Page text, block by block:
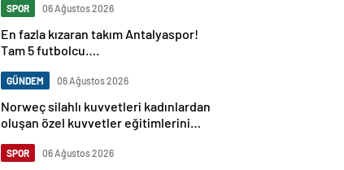
SPOR 06 Ağustos 2026
En fazla kızaran takım Antalyaspor!
Tam 5 futbolcu….
GÜNDEM 06 Ağustos 2026
Norweç silahlı kuvvetleri kadınlardan
oluşan özel kuvvetler eğitimlerini
SPOR 06 Ağustos 2026